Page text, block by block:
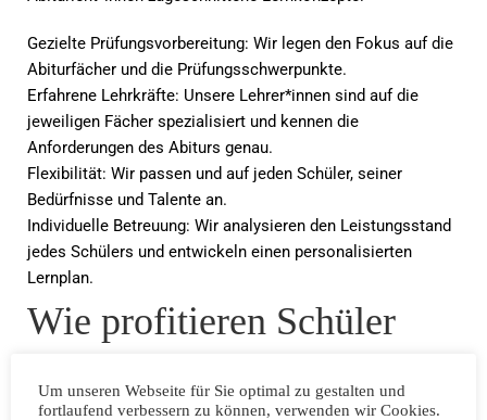
Gezielte Prüfungsvorbereitung: Wir legen den Fokus auf die
Abiturfächer und die Prüfungsschwerpunkte.
Erfahrene Lehrkräfte: Unsere Lehrer*innen sind auf die
jeweiligen Fächer spezialisiert und kennen die
Anforderungen des Abiturs genau.
Flexibilität: Wir passen und auf jeden Schüler, seiner
Bedürfnisse und Talente an.
Individuelle Betreuung: Wir analysieren den Leistungsstand
jedes Schülers und entwickeln einen personalisierten
Lernplan.
Wie profitieren Schüler
von Nachhilfe?
Um unseren Webseite für Sie optimal zu gestalten und
fortlaufend verbessern zu können, verwenden wir Cookies.